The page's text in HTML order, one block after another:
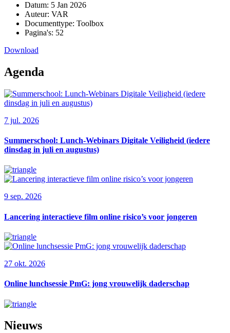
Datum: 5 Jan 2026
Auteur: VAR
Documenttype: Toolbox
Pagina's: 52
Download
Agenda
7 jul. 2026
Summerschool: Lunch-Webinars Digitale Veiligheid (iedere
dinsdag in juli en augustus)
9 sep. 2026
Lancering interactieve film online risico’s voor jongeren
27 okt. 2026
Online lunchsessie PmG: jong vrouwelijk daderschap
Nieuws